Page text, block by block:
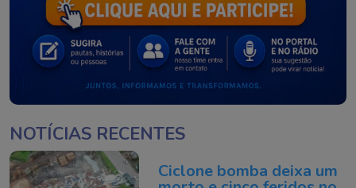
NOTÍCIAS RECENTES
Ciclone bomba deixa um